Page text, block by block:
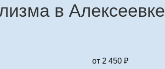
в Алексеевке
от 2 450 ₽